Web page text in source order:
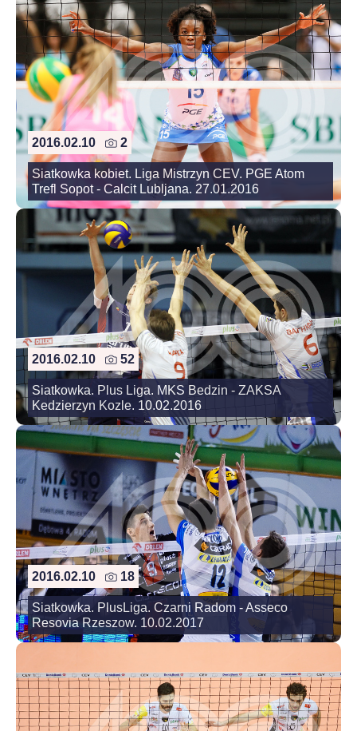
2016.02.10 2
Siatkowka kobiet. Liga Mistrzyn CEV. PGE Atom
Trefl Sopot - Calcit Lubljana. 27.01.2016
2016.02.10 52
Siatkowka. Plus Liga. MKS Bedzin - ZAKSA
Kedzierzyn Kozle. 10.02.2016
2016.02.10 18
Siatkowka. PlusLiga. Czarni Radom - Asseco
Resovia Rzeszow. 10.02.2017